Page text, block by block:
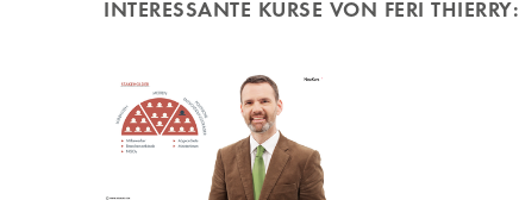
INTERESSANTE KURSE VON FERI THIERRY: